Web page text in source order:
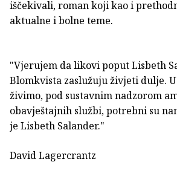
iščekivali, roman koji kao i
aktualne i bolne teme.
"Vjerujem da likovi poput Lisbeth
Blomkvista zaslužuju živjeti dulje.
živimo, pod sustavnim nadzorom
obavještajnih službi, potrebni su
je Lisbeth Salander."
David Lagercrantz